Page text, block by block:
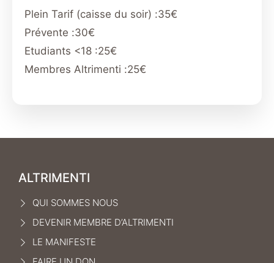
Plein Tarif (caisse du soir) :35€
Prévente :30€
Etudiants <18 :25€
Membres Altrimenti :25€
ALTRIMENTI
QUI SOMMES NOUS
DEVENIR MEMBRE D’ALTRIMENTI
LE MANIFESTE